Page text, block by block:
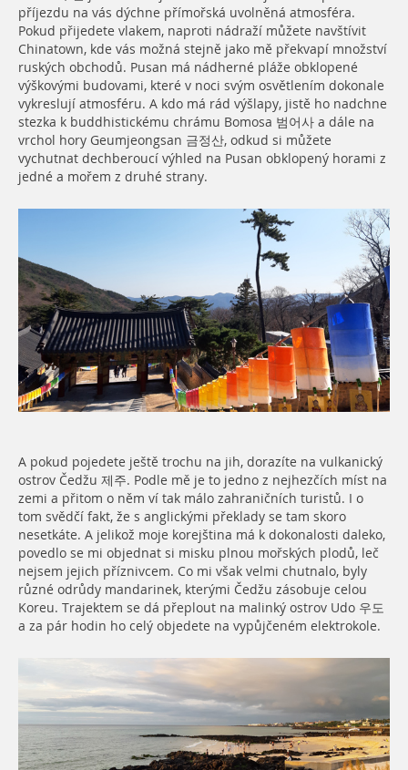
příjezdu na vás dýchne přímořská uvolněná atmosféra.
Pokud přijedete vlakem, naproti nádraží můžete navštívit
Chinatown, kde vás možná stejně jako mě překvapí množství
ruských obchodů. Pusan má nádherné pláže obklopené
výškovými budovami, které v noci svým osvětlením dokonale
vykreslují atmosféru. A kdo má rád výšlapy, jistě ho nadchne
stezka k buddhistickému chrámu Bomosa 범어사 a dále na
vrchol hory Geumjeongsan 금정산, odkud si můžete
vychutnat dechberoucí výhled na Pusan obklopený horami z
jedné a mořem z druhé strany.
A pokud pojedete ještě trochu na jih, dorazíte na vulkanický
ostrov Čedžu 제주. Podle mě je to jedno z nejhezčích míst na
zemi a přitom o něm ví tak málo zahraničních turistů. I o
tom svědčí fakt, že s anglickými překlady se tam skoro
nesetkáte. A jelikož moje korejština má k dokonalosti daleko,
povedlo se mi objednat si misku plnou mořských plodů, leč
nejsem jejich příznivcem. Co mi však velmi chutnalo, byly
různé odrůdy mandarinek, kterými Čedžu zásobuje celou
Koreu. Trajektem se dá přeplout na malinký ostrov Udo 우도
a za pár hodin ho celý objedete na vypůjčeném elektrokole.